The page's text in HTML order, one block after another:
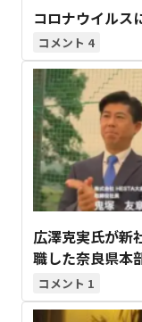
コロナウイルス
4
広澤克実氏が新
職した奈良県本
1